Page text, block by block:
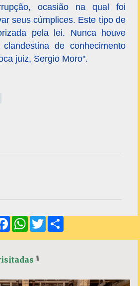
ocasião na qual foi
seus cúmplices. Este tipo de
pela lei. Nunca houve
de conhecimento
juiz, Sergio Moro".
F
a
o
W
h
A
T
w